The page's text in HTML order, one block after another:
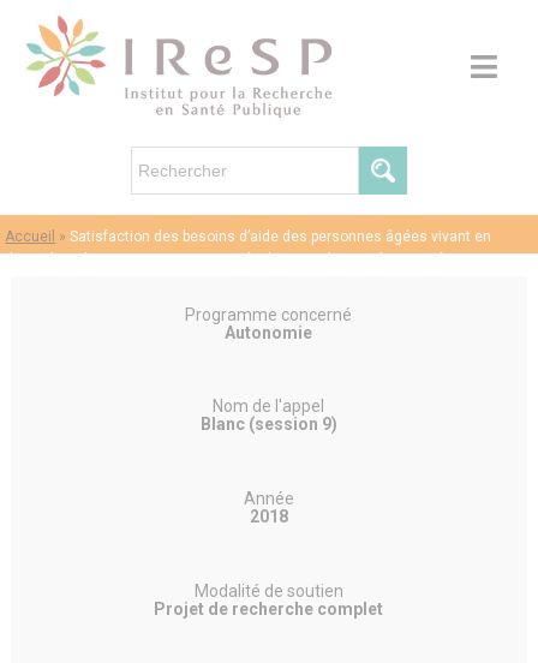
Accueil »Satisfaction des besoins d’aide des personnes âgées vivant en
domicile ordinaire et en institution : évaluations à partir des enquêtes CARe-
Programme concerné
Autonomie
Nom de l'appel
Blanc (session 9)
Année
2018
Modalité de soutien
Projet de recherche complet